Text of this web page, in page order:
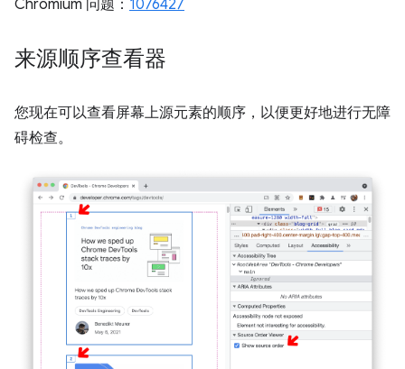
Chromium 问题： 1076427
来源顺序查看器
您现在可以查看屏幕上源元素的顺序，以便更好地进行无障
碍检查。